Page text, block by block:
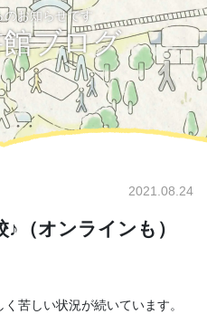
お知らせです
ブログ
2021.08.24
（オンラインも）
苦しい状況が続いています。